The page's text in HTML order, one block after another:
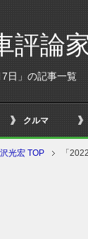
評論
7日」の記事一覧
クルマ
光宏 TOP 「